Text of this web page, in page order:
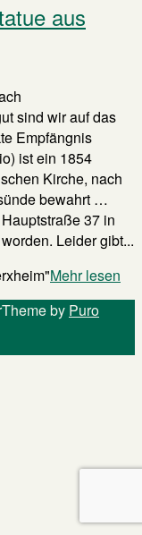
aus
sind wir auf das
Empfängnis
ist ein 1854
Kirche, nach
bewahrt …
37 in
Leider gibt...
Mehr lesen
Theme by Puro